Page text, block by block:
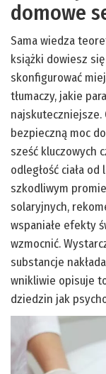
domowe
Sama wiedza
książki dowiesz
skonfigurować
tłumaczy, jakie
najskuteczniejsze.
bezpieczną moc
sześć kluczowych
odległość ciała
szkodliwym
solaryjnych,
wspaniałe efekty
wzmocnić.
substancje
wnikliwie opisuje
dziedzin jak